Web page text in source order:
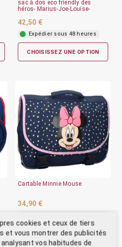
sac à dos eco friendly des
héros- Marius-Joe-Louise-
42,50 €
Expédier sous 48 heures
CHOISISSEZ UNE OPTION
Cartable Minnie Mouse
34,90 €
consulter
DÉTAIL
cookies et ceux de tiers
et vous montrer des publicités
vos habitudes de